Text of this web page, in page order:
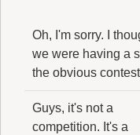
Oh, I'm sorry. I
we were having a
the obvious
Guys, it's not a
competition. It's a